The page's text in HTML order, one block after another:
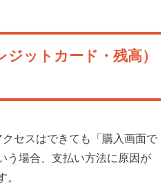
ットカード・残高）
セスはできても「購入画面で
う場合、支払い方法に原因が